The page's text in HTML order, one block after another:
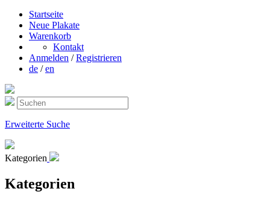
Startseite
Neue Plakate
Warenkorb
Kontakt
Anmelden / Registrieren
de /en
Erweiterte Suche
Kategorien
Kategorien